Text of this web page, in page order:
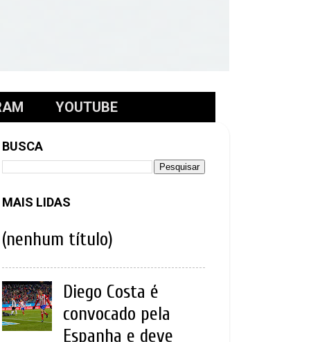
YOUTUBE
BUSCA
MAIS LIDAS
(nenhum título)
Diego Costa é
convocado pela
Espanha e deve